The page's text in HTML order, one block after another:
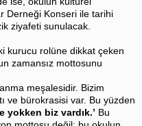
Derneği Konseri ile tarihi
ziyafeti sunulacak.
kurucu rolüne dikkat çeken
zamansız mottosunu
meşalesidir. Bizim
ve bürokrasisi var. Bu yüzden
yokken biz vardık.’ Bu